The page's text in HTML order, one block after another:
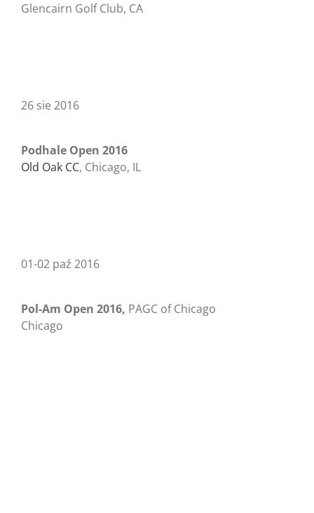
Glencairn Golf Club, CA
26 sie 2016
Podhale Open 2016
Old Oak CC, Chicago, IL
01-02 paź 2016
Pol-Am Open 2016, PAGC of Chicago
Chicago